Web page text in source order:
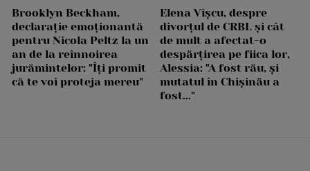
Brooklyn Beckham,
declarație emoționantă
pentru Nicola Peltz la un
an de la reînnoirea
jurămintelor: "Îți promit
că te voi proteja mereu"
Elena Vîșcu, despre
divorțul de CRBL și cât
de mult a afectat-o
despărțirea pe fiica lor,
Alessia: "A fost rău, și
mutatul în Chișinău a
fost..."